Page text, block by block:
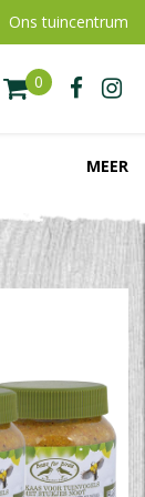
Ons tuincentrum
MEER